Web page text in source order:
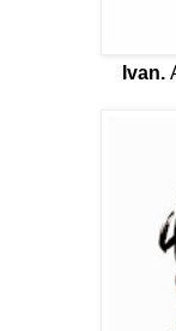
Ivan.